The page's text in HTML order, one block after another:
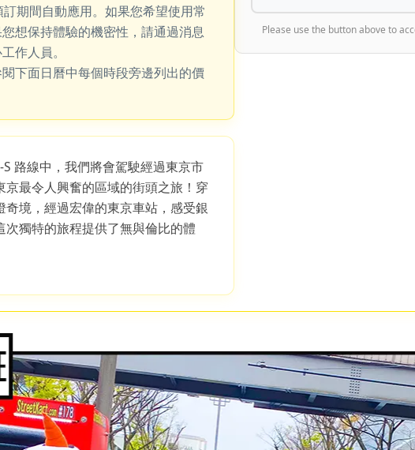
期間自動應用。如果您希望使用常
想保持體驗的機密性，請通過消息
作人員。
下面日曆中每個時段旁邊列出的價
路線中，我們將會駕駛經過東京市
京最令人興奮的區域的街頭之旅！穿
奇境，經過宏偉的東京車站，感受銀
次獨特的旅程提供了無與倫比的體
Please use the button above to